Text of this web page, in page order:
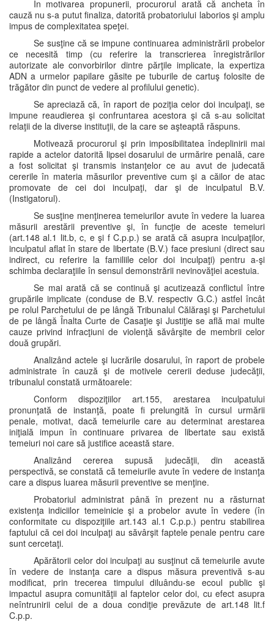
În motivarea propunerii, procurorul arată că ancheta în
cauză nu s-a putut finaliza, datorită probatoriului laborios şi amplu
impus de complexitatea speţei.
Se susţine că se impune continuarea administrării probelor
ce necesită timp (cu referire la transcrierea înregistrărilor
autorizate ale convorbirilor dintre părţile implicate, la expertiza
ADN a urmelor papilare găsite pe tuburile de cartuş folosite de
trăgător din punct de vedere al profilului genetic).
Se apreciază că, în raport de poziţia celor doi inculpaţi, se
impune reaudierea şi confruntarea acestora şi că s-au solicitat
relaţii de la diverse instituţii, de la care se aşteaptă răspuns.
Motivează procurorul şi prin imposibilitatea îndeplinirii mai
rapide a actelor datorită lipsei dosarului de urmărire penală, care
a fost solicitat şi transmis instanţelor ce au avut de judecată
cererile în materia măsurilor preventive cum şi a căilor de atac
promovate de cei doi inculpaţi, dar şi de inculpatul B.V.
(Instigatorul).
Se susţine menţinerea temeiurilor avute în vedere la luarea
măsurii arestării preventive şi, în funcţie de aceste temeiuri
(art.148 al.1 lit.b, c, e şi f C.p.p.) se arată că asupra inculpaţilor,
inculpatul aflat în stare de libertate (B.V.) face presiuni (direct sau
indirect, cu referire la familiile celor doi inculpaţi) pentru a-şi
schimba declaraţiile în sensul demonstrării nevinovăţiei acestuia.
Se mai arată că se continuă şi acutizează conflictul între
grupările implicate (conduse de B.V. respectiv G.C.) astfel încât
pe rolul Parchetului de pe lângă Tribunalul Călăraşi şi Parchetului
de pe lângă Înalta Curte de Casaţie şi Justiţie se află mai multe
cauze privind infracţiuni de violenţă săvârşite de membrii celor
două grupări.
Analizând actele şi lucrările dosarului, în raport de probele
administrate în cauză şi de motivele cererii deduse judecăţii,
tribunalul constată următoarele:
Conform dispoziţiilor art.155, arestarea inculpatului
pronunţată de instanţă, poate fi prelungită în cursul urmării
penale, motivat, dacă temeiurile care au determinat arestarea
iniţială impun în continuare privarea de libertate sau există
temeiuri noi care să justifice această stare.
Analizând cererea supusă judecăţii, din această
perspectivă, se constată că temeiurile avute în vedere de instanţa
care a dispus luarea măsurii preventive se menţine.
Probatoriul administrat până în prezent nu a răsturnat
existenţa indiciilor temeinicie şi a probelor avute în vedere (în
conformitate cu dispoziţiile art.143 al.1 C.p.p.) pentru stabilirea
faptului că cei doi inculpaţi au săvârşit faptele penale pentru care
sunt cercetaţi.
Apărătorii celor doi inculpaţi au susţinut că temeiurile avute
în vedere de instanţa care a dispus măsura preventivă s-au
modificat, prin trecerea timpului diluându-se ecoul public şi
impactul asupra comunităţii al faptelor celor doi, cu efect asupra
neîntrunirii celui de a doua condiţie prevăzute de art.148 lit.f
C.p.p.